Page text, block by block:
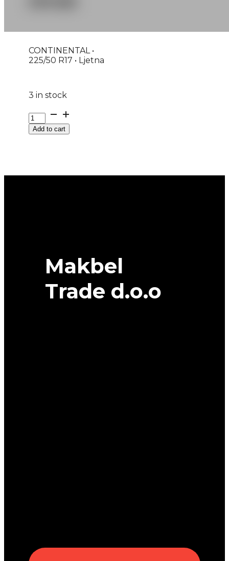
CONTINENTAL •
225/50 R17 • Ljetna
3 in stock
G225/50R17
98Y
XLAdd to cart
Makbel
Trade d.o.o